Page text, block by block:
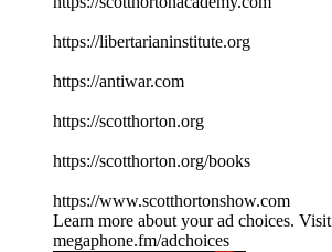
⁠⁠⁠⁠⁠⁠⁠⁠⁠⁠⁠⁠⁠⁠⁠⁠⁠⁠⁠⁠⁠⁠⁠⁠⁠⁠⁠⁠⁠⁠⁠⁠⁠https://libertarianinstitute.org⁠⁠⁠⁠⁠⁠⁠⁠⁠⁠⁠⁠⁠⁠⁠⁠⁠⁠⁠⁠⁠⁠⁠⁠⁠⁠⁠⁠⁠⁠⁠⁠⁠
⁠⁠⁠⁠⁠⁠⁠⁠⁠⁠⁠⁠⁠⁠⁠⁠⁠⁠⁠⁠⁠⁠⁠⁠⁠⁠⁠⁠⁠⁠⁠⁠⁠https://antiwar.com⁠⁠⁠⁠⁠⁠⁠⁠⁠⁠⁠⁠⁠⁠⁠⁠⁠⁠⁠⁠⁠⁠⁠⁠⁠⁠⁠⁠⁠⁠⁠⁠⁠
⁠⁠⁠⁠⁠⁠⁠⁠⁠⁠⁠⁠⁠⁠⁠⁠⁠⁠⁠⁠⁠⁠⁠⁠⁠⁠⁠⁠⁠⁠⁠⁠⁠https://scotthorton.org⁠⁠⁠⁠⁠⁠⁠⁠⁠⁠⁠⁠⁠⁠⁠⁠⁠⁠⁠⁠⁠⁠⁠⁠⁠⁠⁠⁠⁠⁠⁠⁠⁠
⁠⁠⁠⁠⁠⁠⁠⁠⁠⁠⁠⁠⁠⁠⁠⁠⁠⁠⁠⁠⁠⁠⁠⁠⁠⁠⁠⁠⁠⁠⁠⁠⁠https://scotthorton.org/books⁠⁠⁠⁠⁠⁠⁠⁠⁠⁠⁠⁠⁠⁠⁠⁠⁠⁠⁠⁠⁠⁠⁠⁠⁠⁠⁠⁠⁠⁠⁠⁠⁠
⁠⁠⁠⁠⁠⁠⁠⁠⁠⁠⁠⁠⁠⁠⁠⁠⁠⁠⁠⁠⁠⁠⁠⁠⁠⁠⁠⁠⁠⁠⁠⁠⁠https://www.scotthortonshow.com⁠⁠⁠⁠⁠⁠⁠⁠⁠⁠⁠
Learn more about your ad choices. Visit
megaphone.fm/adchoices